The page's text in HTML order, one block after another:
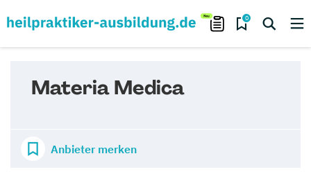
0
Materia Medica
Anbieter merken